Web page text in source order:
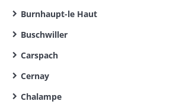
Burnhaupt-le Haut
Buschwiller
Carspach
Cernay
Chalampe